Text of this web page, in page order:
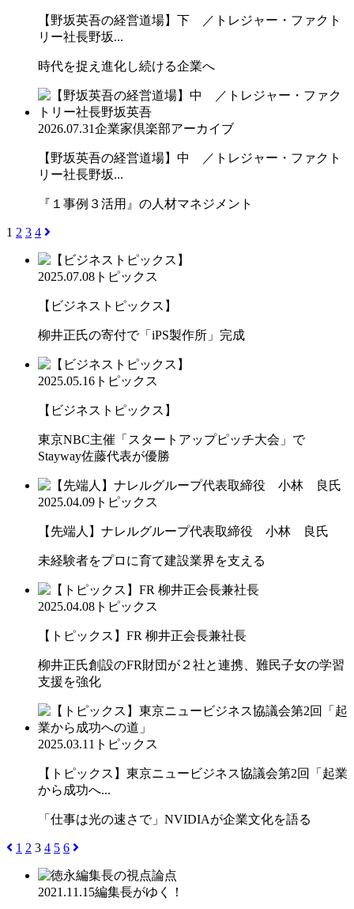
【野坂英吾の経営道場】下 ／トレジャー・ファクト
リー社長野坂...
時代を捉え進化し続ける企業へ
2026.07.31企業家倶楽部アーカイブ
【野坂英吾の経営道場】中 ／トレジャー・ファクト
リー社長野坂...
『１事例３活用』の人材マネジメント
1 2 3 4
2025.07.08 トピックス
【ビジネストピックス】
柳井正氏の寄付で「iPS製作所」完成
2025.05.16 トピックス
【ビジネストピックス】
東京NBC主催「スタートアップピッチ大会」で
Stayway佐藤代表が優勝
2025.04.09 トピックス
【先端人】ナレルグループ代表取締役 小林 良氏
未経験者をプロに育て建設業界を支える
2025.04.08 トピックス
【トピックス】FR 柳井正会長兼社長
柳井正氏創設のFR財団が２社と連携、難民子女の学習
支援を強化
2025.03.11 トピックス
【トピックス】東京ニュービジネス協議会第2回「起業
から成功へ...
「仕事は光の速さで」NVIDIAが企業文化を語る
1 2 3 4 5 6
2021.11.15編集長がゆく！